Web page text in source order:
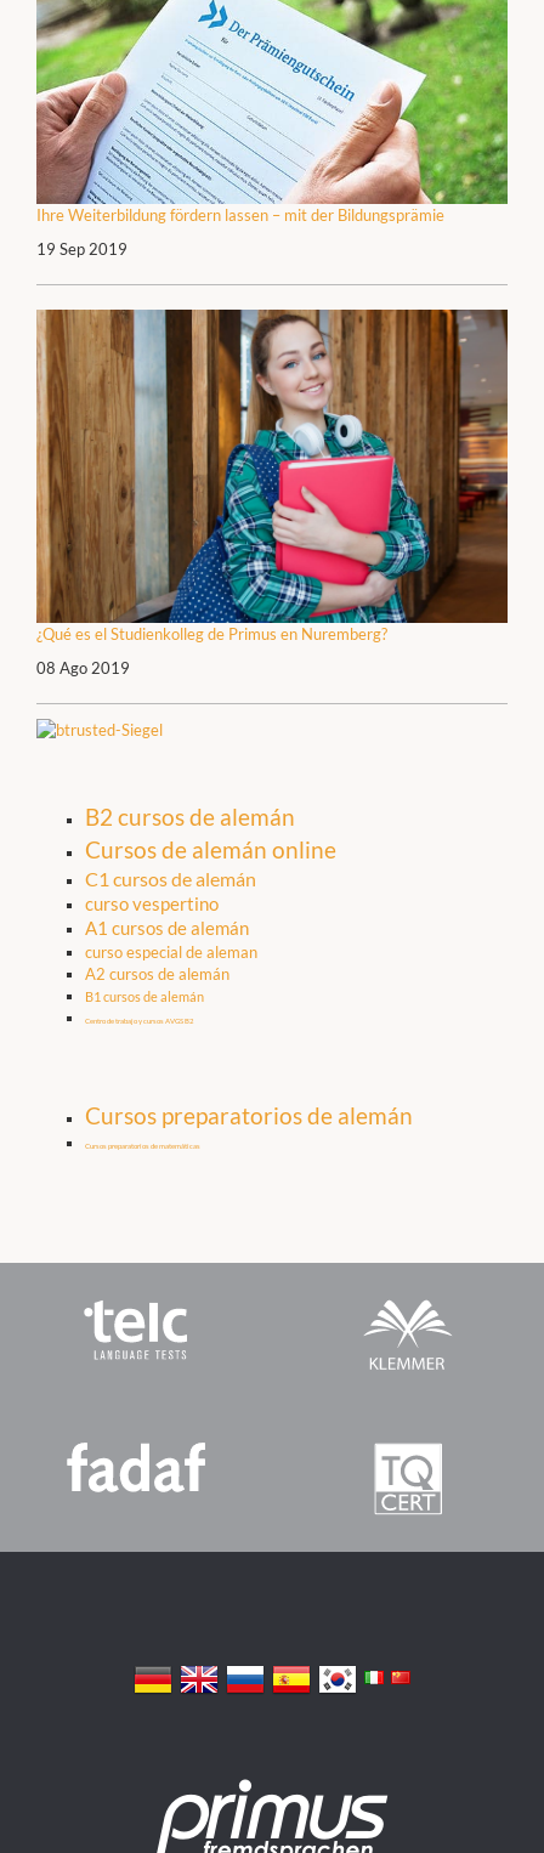
Ihre Weiterbildung fördern lassen – mit der Bildungsprämie
19 Sep 2019
¿Qué es el Studienkolleg de Primus en Nuremberg?
08 Ago 2019
B2 cursos de alemán
Cursos de alemán online
C1 cursos de alemán
curso vespertino
A1 cursos de alemán
curso especial de aleman
A2 cursos de alemán
B1 cursos de alemán
Centro de trabajo y cursos AVGS B2
Cursos preparatorios de alemán
Cursos preparatorios de matemáticas